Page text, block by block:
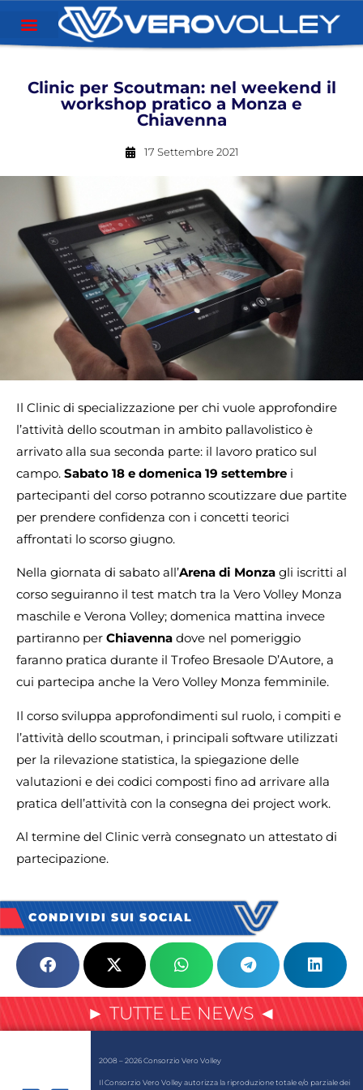
Clinic per Scoutman: nel weekend il
workshop pratico a Monza e
Chiavenna
17 Settembre 2021
Il Clinic di specializzazione per chi vuole approfondire
l’attività dello scoutman in ambito pallavolistico è
arrivato alla sua seconda parte: il lavoro pratico sul
campo. Sabato 18 e domenica 19 settembre i
partecipanti del corso potranno scoutizzare due partite
per prendere confidenza con i concetti teorici
affrontati lo scorso giugno.
Nella giornata di sabato all’Arena di Monza gli iscritti al
corso seguiranno il test match tra la Vero Volley Monza
maschile e Verona Volley; domenica mattina invece
partiranno per Chiavenna dove nel pomeriggio
faranno pratica durante il Trofeo Bresaole D’Autore, a
cui partecipa anche la Vero Volley Monza femminile.
Il corso sviluppa approfondimenti sul ruolo, i compiti e
l’attività dello scoutman, i principali software utilizzati
per la rilevazione statistica, la spiegazione delle
valutazioni e dei codici composti fino ad arrivare alla
pratica dell’attività con la consegna dei project work.
Al termine del Clinic verrà consegnato un attestato di
partecipazione.
CONDIVIDI SUI SOCIAL
► TUTTE LE NEWS ◄
2008 – 2026 Consorzio Vero Volley
Il Consorzio Vero Volley autorizza la riproduzione totale e/o parziale dei